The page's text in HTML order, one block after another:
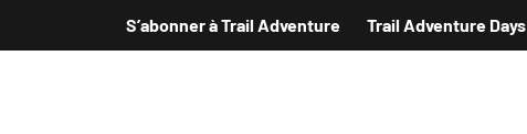
S’abonner à Trail Adventure Trail Adventure Days